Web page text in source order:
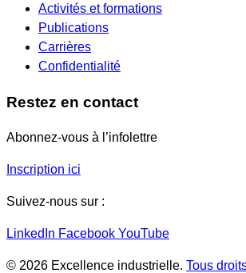
Activités et formations
Publications
Carrières
Confidentialité
Restez en contact
Abonnez-vous à l’infolettre
Inscription ici
Suivez-nous sur :
LinkedIn Facebook YouTube
© 2026 Excellence industrielle. Tous